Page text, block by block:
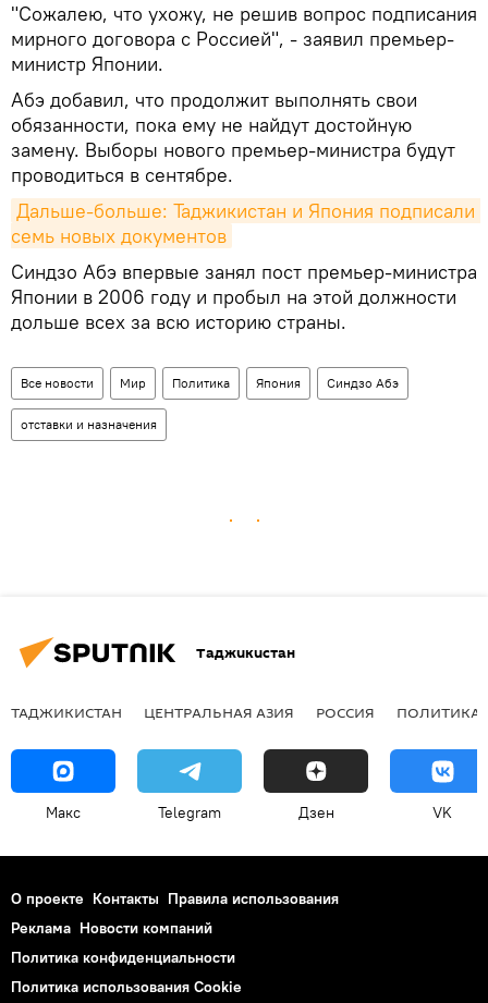
"Сожалею, что ухожу, не решив вопрос подписания
мирного договора с Россией", - заявил премьер-
министр Японии.
Абэ добавил, что продолжит выполнять свои
обязанности, пока ему не найдут достойную
замену. Выборы нового премьер-министра будут
проводиться в сентябре.
Дальше-больше: Таджикистан и Япония подписали
семь новых документов
Синдзо Абэ впервые занял пост премьер-министра
Японии в 2006 году и пробыл на этой должности
дольше всех за всю историю страны.
Все новости Мир Политика Япония Синдзо Абэ
отставки и назначения
Таджикистан
ТАДЖИКИСТАН ЦЕНТРАЛЬНАЯ АЗИЯ РОССИЯ ПОЛИТИКА
Макс Telegram Дзен VK
О проекте Контакты Правила использования
Реклама Новости компаний
Политика конфиденциальности
Политика использования Cookie